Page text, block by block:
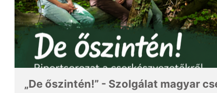
„De őszintén!” - Szolgálat magyar